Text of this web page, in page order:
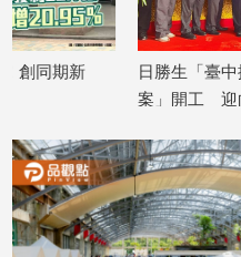
電
影
薦
技/
遊
戲
運
動
日勝生「臺中捷運南屯站
案」開工 迎向臺中三軌時代